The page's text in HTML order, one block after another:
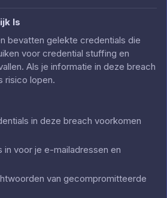
Is
bevatten gelekte credentials die
voor credential stuffing en
Als je informatie in deze breach
risico lopen.
in deze breach voorkomen
in voor je e-mailadressen en
van gecompromitteerde